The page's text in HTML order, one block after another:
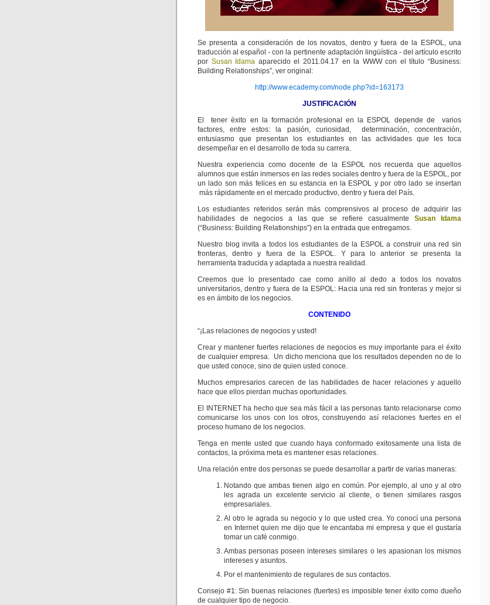
Se presenta a consideración de los novatos, dentro y fuera de la ESPOL, una
traducción al español - con la pertinente adaptación lingüística - del artículo escrito
por Susan Idama aparecido el 2011.04.17 en la WWW con el título “Business:
Building Relationships”, ver original:
http://www.ecademy.com/node.php?id=163173
JUSTIFICACIÓN
El tener éxito en la formación profesional en la ESPOL depende de varios
factores, entre estos: la pasión, curiosidad, determinación, concentración,
entusiasmo que presentan los estudiantes en las actividades que les toca
desempeñar en el desarrollo de toda su carrera.
Nuestra experiencia como docente de la ESPOL nos recuerda que aquellos
alumnos que están inmersos en las redes sociales dentro y fuera de la ESPOL, por
un lado son más felices en su estancia en la ESPOL y por otro lado se insertan
más rápidamente en el mercado productivo, dentro y fuera del País.
Los estudiantes referidos serán más comprensivos al proceso de adquirir las
habilidades de negocios a las que se refiere casualmenteSusan Idama
(“Business: Building Relationships”) en la entrada que entregamos.
Nuestro blog invita a todos los estudiantes de la ESPOL a construir una red sin
fronteras, dentro y fuera de la ESPOL. Y para lo anterior se presenta la
herramienta traducida y adaptada a nuestra realidad.
Creemos que lo presentado cae como anillo al dedo a todos los novatos
universitarios, dentro y fuera de la ESPOL: Hacia una red sin fronteras y mejor si
es en ámbito de los negocios.
CONTENIDO
“¡Las relaciones de negocios y usted!
Crear y mantener fuertes relaciones de negocios es muy importante para el éxito
de cualquier empresa. Un dicho menciona que los resultados dependen no de lo
que usted conoce, sino de quien usted conoce.
Muchos empresarios carecen de las habilidades de hacer relaciones y aquello
hace que ellos pierdan muchas oportunidades.
El INTERNET ha hecho que sea más fácil a las personas tanto relacionarse como
comunicarse los unos con los otros, construyendo así relaciones fuertes en el
proceso humano de los negocios.
Tenga en mente usted que cuando haya conformado exitosamente una lista de
contactos, la próxima meta es mantener esas relaciones.
Una relación entre dos personas se puede desarrollar a partir de varias maneras:
Notando que ambas tienen algo en común. Por ejemplo, al uno y al otro
les agrada un excelente servicio al cliente, o tienen similares rasgos
empresariales.
Al otro le agrada su negocio y lo que usted crea. Yo conocí una persona
en Internet quien me dijo que le encantaba mi empresa y que el gustaría
tomar un café conmigo.
Ambas personas poseen intereses similares o les apasionan los mismos
intereses y asuntos.
Por el mantenimiento de regulares de sus contactos.
Consejo #1: Sin buenas relaciones (fuertes) es imposible tener éxito como dueño
de cualquier tipo de negocio.